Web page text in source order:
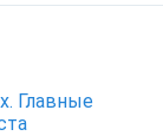
Главные